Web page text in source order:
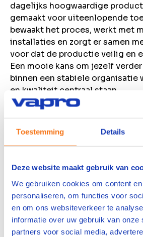
Toestemming Details
Deze website maakt gebruik van
We gebruiken cookies om content
personaliseren, om functies voor
en om ons websiteverkeer te
informatie over uw gebruik van onze
partners voor social media,
dagelijks hoogwaardige
gemaakt voor uiteenlopende
bewaakt het proces, werkt met
installaties en zorgt er samen
voor dat de productie veilig en
Een mooie kans om jezelf
binnen een stabiele organisatie
en kwaliteit centraal staan.
Bewaren
Procesoperator
Zaandam
5-ploegendienst
MBO
Op zoek naar een afwisselende